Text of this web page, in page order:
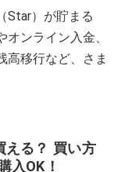
Star）が貯まる
オンライン入金、
高移行など、さま
える？ 買い方
入OK！